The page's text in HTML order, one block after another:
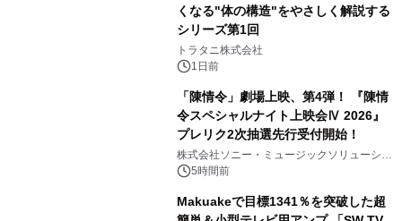
くなる"体の構造"をやさしく解説する
シリーズ第1回
トラタニ株式会社
1日前
「陳情令」劇場上映、第4弾！ 『陳情
令スペシャルナイト上映会Ⅳ 2026』
プレリク2次抽選先行受付開始！
株式会社ソニー・ミュージックソリューショ
ンズ5時間前
Makuakeで目標1341％を突破した超